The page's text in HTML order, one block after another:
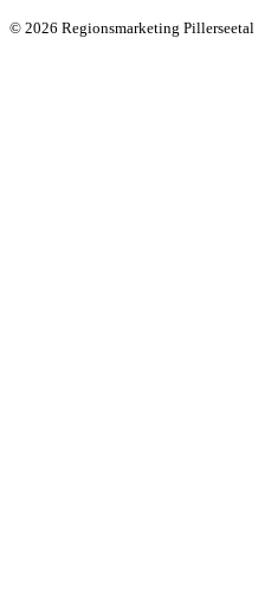
© 2026 Regionsmarketing Pillerseetal